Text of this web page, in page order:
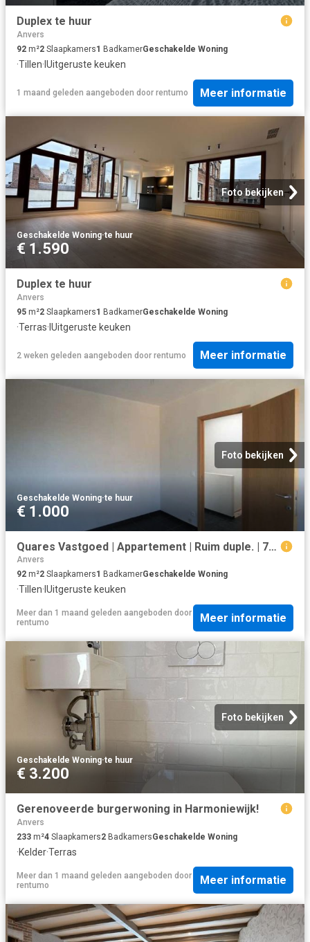
Duplex te huur
Anvers
92 m²2 Slaapkamers1 BadkamerGeschakelde Woning
·Tillen· IUitgeruste keuken
1 maand geleden aangeboden door rentumo Meer informatie
Foto bekijken
Geschakelde Woning·te huur
€ 1.590
Duplex te huur
Anvers
95 m²2 Slaapkamers1 BadkamerGeschakelde Woning
·Terras· IUitgeruste keuken
2 weken geleden aangeboden door rentumo Meer informatie
Foto bekijken
Geschakelde Woning·te huur
€ 1.000
Quares Vastgoed | Appartement | Ruim duple. | 7698904
Anvers
92 m²2 Slaapkamers1 BadkamerGeschakelde Woning
·Tillen· IUitgeruste keuken
Meer dan 1 maand geleden aangeboden door
rentumo
Meer informatie
Foto bekijken
Geschakelde Woning·te huur
€ 3.200
Gerenoveerde burgerwoning in Harmoniewijk!
Anvers
233 m²4 Slaapkamers2 BadkamersGeschakelde Woning
·Kelder·Terras
Meer dan 1 maand geleden aangeboden door
rentumo
Meer informatie